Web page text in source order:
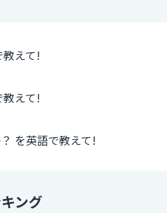
教えて!
えて!
を英語で教えて!
ング